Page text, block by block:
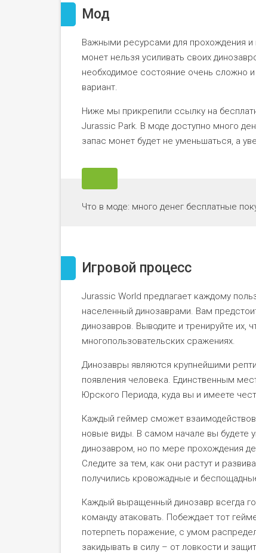
Мод
Важными ресурсами для прохождения и
монет нельзя усиливать своих
необходимое состояние очень сложно
вариант.
Ниже мы прикрепили ссылку на
Jurassic Park. В моде доступно много
запас монет будет не уменьшаться, а
Что в моде: много денег бесплатные
Игровой процесс
Jurassic World предлагает каждому
населенный динозаврами. Вам
динозавров. Выводите и тренируйте их,
многопользовательских сражениях.
Динозавры являются крупнейшими
появления человека. Единственным
Юрского Периода, куда вы и имеете
Каждый геймер сможет
новые виды. В самом начале вы будете
динозавром, но по мере прохождения
Следите за тем, как они растут и
получились кровожадные и
Каждый выращенный динозавр всегда
команду атаковать. Побеждает тот
потерпеть поражение, с умом
закидывать в силу – от ловкости и